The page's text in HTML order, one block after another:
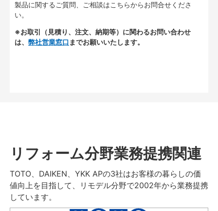
製品に関するご質問、ご相談はこちらからお問合せくださ
い。
※お取引（見積り、注文、納期等）に関わるお問い合わせ
は、 弊社営業窓口 までお願いいたします。
リフォーム分野業務提携関連
TOTO、DAIKEN、YKK APの3社はお客様の暮らしの価
値向上を目指して、リモデル分野で2002年から業務提携
しています。